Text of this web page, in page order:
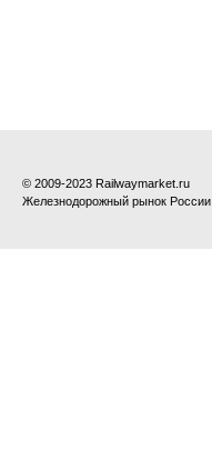
© 2009-2023 Railwaymarket.ru
Железнодорожный рынок России